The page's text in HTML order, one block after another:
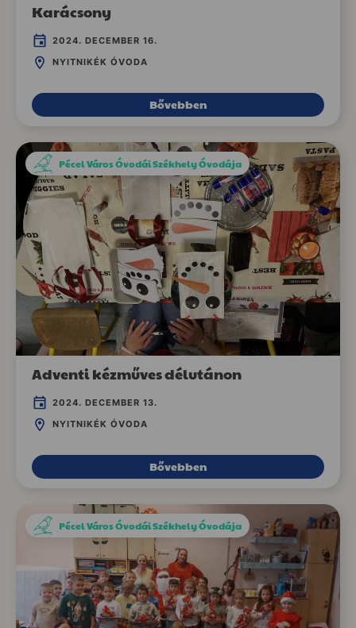
Karácsony
2024. DECEMBER 16.
NYITNIKÉK ÓVODA
Bővebben
Adventi kézműves délutánon
2024. DECEMBER 13.
NYITNIKÉK ÓVODA
Bővebben
Pécel Város Óvodái Székhely Óvodája
Pécel Város Óvodái Székhely Óvodája